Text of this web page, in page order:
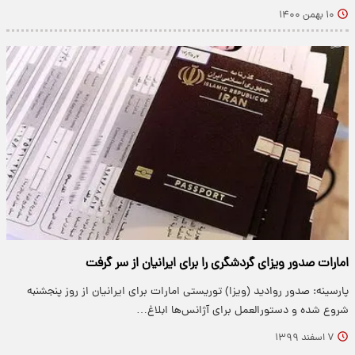
۱۰ بهمن ۱۴۰۰
امارات صدور ویزای گردشگری را برای ایرانیان از سر گرفت
پارسینه: صدور روادید (ویزا) توریستی امارات برای ایرانیان از روز پنجشنبه
شروع شده و دستورالعمل برای آژانس‌ها ابلاغ…
۷ اسفند ۱۳۹۹